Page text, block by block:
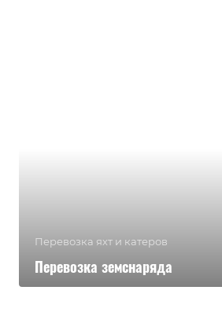
Перевозка яхт и катеров
Перевозка земснаряда